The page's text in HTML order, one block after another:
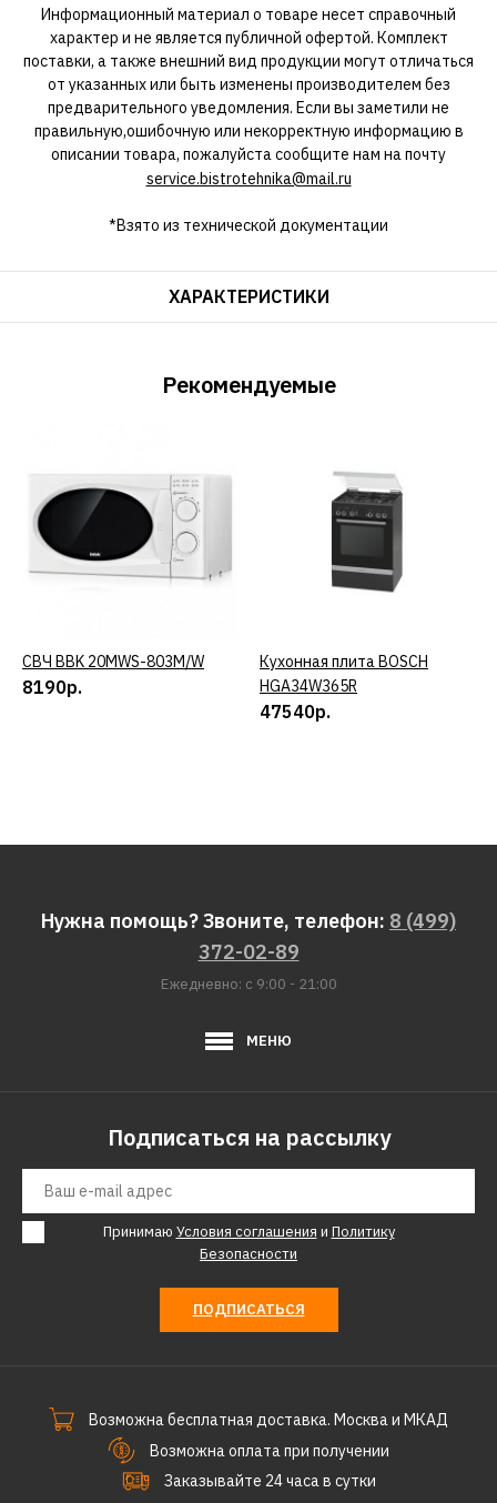
Информационный материал о товаре несет справочный
характер и не является публичной офертой. Комплект
поставки, а также внешний вид продукции могут отличаться
от указанных или быть изменены производителем без
предварительного уведомления. Если вы заметили не
правильную,ошибочную или некорректную информацию в
описании товара, пожалуйста сообщите нам на почту
service.bistrotehnika@mail.ru
*Взято из технической документации
ХАРАКТЕРИСТИКИ
Рекомендуемые
КУПИТЬ
СВЧ BBK 20MWS-803M/W
8190р.
КУПИТЬ
Кухонная плита BOSCH
HGA34W365R
47540р.
Нужна помощь? Звоните, телефон: 8 (499)
372-02-89
Ежедневно: с 9:00 - 21:00
МЕНЮ
Подписаться на рассылку
Принимаю Условия соглашения и Политику
Безопасности
ПОДПИСАТЬСЯ
Возможна бесплатная доставка. Москва и МКАД
Возможна оплата при получении
Заказывайте 24 часа в сутки